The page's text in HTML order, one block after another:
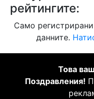
рейтингите:
Само
данните.
Това
Поздравления!